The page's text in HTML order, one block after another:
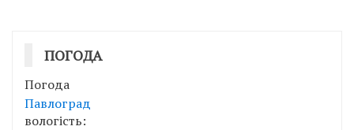
ПОГОДА
Погода
Павлоград
вологість: